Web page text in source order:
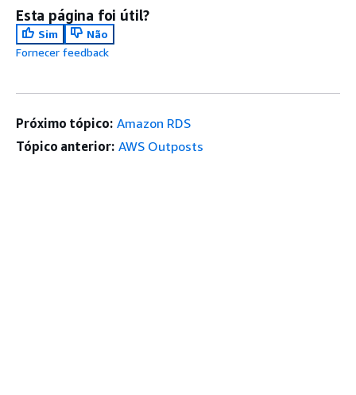
Esta página foi útil?
Sim
Não
Fornecer feedback
Próximo tópico: Amazon RDS
Tópico anterior: AWS Outposts